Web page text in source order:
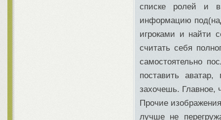
списке ролей и
информацию
игроками и найти
считать себя
самостоятельно
поставить
захочешь. Главное,
Прочие
лучше не